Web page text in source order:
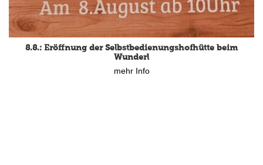
8.8.: Eröffnung der Selbstbedienungshofhütte beim
Wunderl
mehr Info